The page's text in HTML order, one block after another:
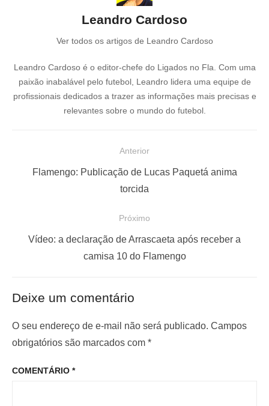
Leandro Cardoso
Ver todos os artigos de Leandro Cardoso
Leandro Cardoso é o editor-chefe do Ligados no Fla. Com uma
paixão inabalável pelo futebol, Leandro lidera uma equipe de
profissionais dedicados a trazer as informações mais precisas e
relevantes sobre o mundo do futebol.
o
e
P
o
Anterior
i
o
:
Flamengo: Publicação de Lucas Paquetá anima
torcida
Próximo
m
o
o
Vídeo: a declaração de Arrascaeta após receber a
camisa 10 do Flamengo
Deixe um comentário
O seu endereço de e-mail não será publicado. Campos
obrigatórios são marcados com *
COMENTÁRIO *